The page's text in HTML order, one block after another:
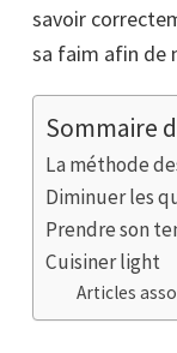
savoir
sa faim afin de
Sommaire
La méthode
Diminuer les
Prendre son
Cuisiner light
Articles